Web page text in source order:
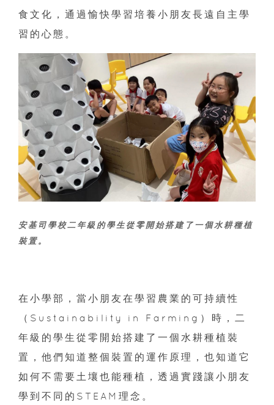
食文化，通過愉快學習培養小朋友長遠自主學
習的心態。
安基司學校二年級的學生從零開始搭建了一個水耕種植
裝置。
在小學部，當小朋友在學習農業的可持續性
（Sustainability in Farming）時，二
年級的學生從零開始搭建了一個水耕種植裝
置，他們知道整個裝置的運作原理，也知道它
如何不需要土壤也能種植，透過實踐讓小朋友
學到不同的STEAM理念。